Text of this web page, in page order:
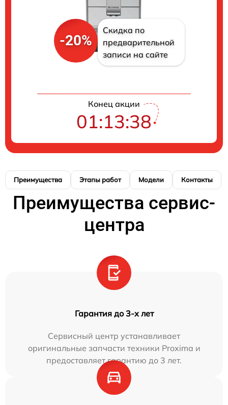
-20%
Скидка по
предварительной
записи на сайте
Конец акции
01:13:37
Преимущества Этапы работ Модели Контакты
Преимущества сервис-
центра
Гарантия до 3-х лет
Сервисный центр устанавливает
оригинальные запчасти техники Proxima и
предоставляет гарантию до 3 лет.